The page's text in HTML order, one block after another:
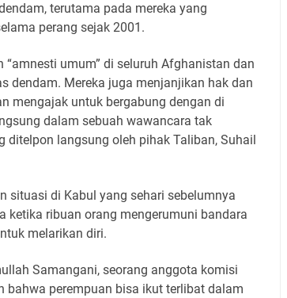
terutama pada mereka yang
perang sejak 2001.
umum” di seluruh Afghanistan dan
dendam. Mereka juga menjanjikan hak dan
mengajak untuk bergabung dengan di
dalam sebuah wawancara tak
ditelpon langsung oleh pihak Taliban, Suhail
situasi di Kabul yang sehari sebelumnya
ketika ribuan orang mengerumuni bandara
melarikan diri.
Samangani, seorang anggota komisi
bahwa perempuan bisa ikut terlibat dalam